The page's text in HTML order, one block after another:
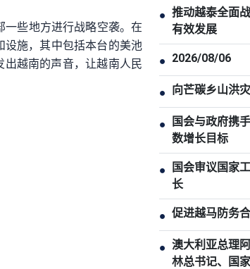
些地方进行战略空袭。在
设施，其中包括本台的美池
越南的声音，让越南人民
● 推动越泰全面
有效发展
● 2026/08/06
● 向芒碳乡山洪
●
国会与政府携
数增长目标
●
国会审议国家
长
● 促进越马防务
● 澳大利亚总理
林总书记、国